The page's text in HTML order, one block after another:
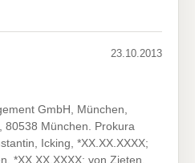
23.10.2013
GmbH, München,
80538 München. Prokura
Icking, *XX.XX.XXXX;
*XX.XX.XXXX; von Zieten,